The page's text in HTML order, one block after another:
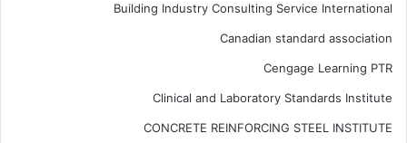
Building Industry Consulting Service International
Canadian standard association
Cengage Learning PTR
Clinical and Laboratory Standards Institute
CONCRETE REINFORCING STEEL INSTITUTE